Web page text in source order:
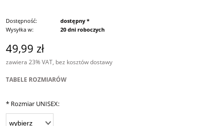
Dostępność:
dostępny *
Wysyłka w:
20 dni roboczych
49,99 zł
zawiera 23% VAT, bez kosztów dostawy
TABELE ROZMIARÓW
* Rozmiar UNISEX: